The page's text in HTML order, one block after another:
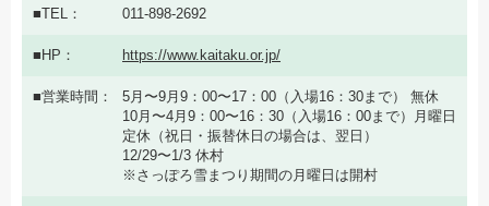
TEL 011-898-2692
HP https://www.kaitaku.or.jp/
営業時間
5月〜9月9：00〜17：00（入場16：30まで） 無休
10月〜4月9：00〜16：30（入場16：00まで）月曜日
定休（祝日・振替休日の場合は、翌日）
12/29〜1/3 休村
※さっぽろ雪まつり期間の月曜日は開村